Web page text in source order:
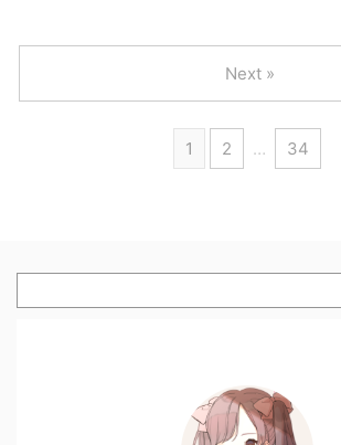
1 2 … 34
Next »